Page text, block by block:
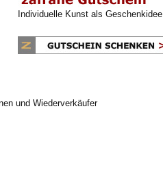
Individuelle Kunst als Geschenkidee
und Wiederverkäufer